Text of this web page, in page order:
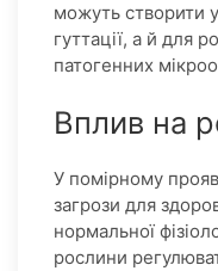
можуть створити
гуттації, а й для
патогенних
Вплив на
У помірному
загрози для
нормальної
рослини